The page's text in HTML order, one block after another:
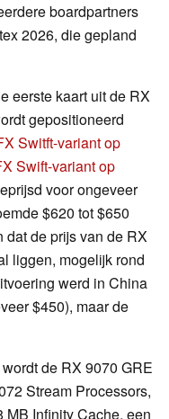
boardpartners
2026, die gepland
eerste kaart uit de RX
gepositioneerd
Switft-variant op
Swift-variant op
voor ongeveer
$620 tot $650
dat de prijs van de RX
liggen, mogelijk rond
werd in China
$450), maar de
de RX 9070 GRE
Stream Processors,
MB Infinity Cache, een